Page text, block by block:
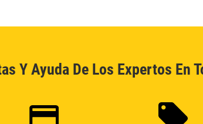
Y Ayuda De Los Expertos En